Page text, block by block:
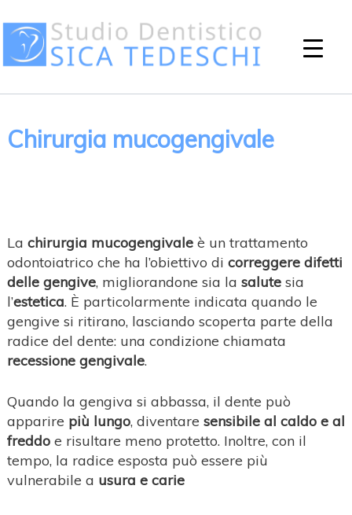
Chirurgia mucogengivale
La chirurgia mucogengivaleè un trattamento
odontoiatrico che ha l’obiettivo di correggere difetti
delle gengive, migliorandone sia la salutesia
l’estetica. È particolarmente indicata quando le
gengive si ritirano, lasciando scoperta parte della
radice del dente: una condizione chiamata
recessione gengivale.
Quando la gengiva si abbassa, il dente può
apparire più lungo, diventare sensibile al caldo e al
freddoe risultare meno protetto. Inoltre, con il
tempo, la radice esposta può essere più
vulnerabile a usura e carie